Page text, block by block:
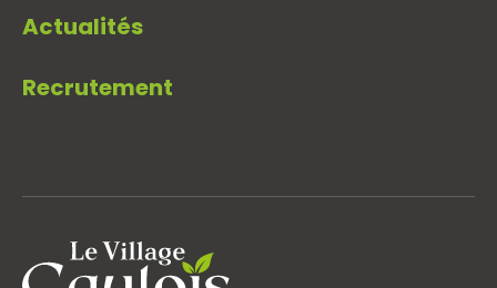
Actualités
Recrutement